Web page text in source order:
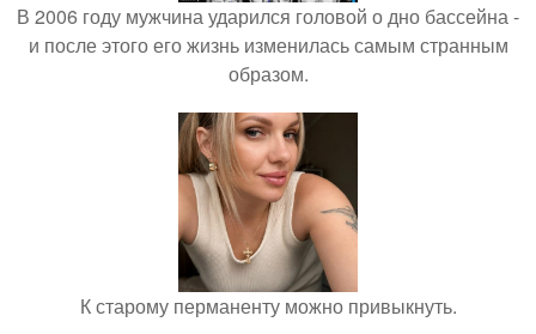
В 2006 году мужчина ударился головой о дно бассейна -
и после этого его жизнь изменилась самым странным
образом.
К старому перманенту можно привыкнуть.